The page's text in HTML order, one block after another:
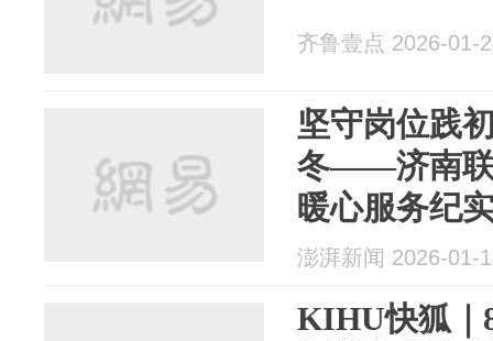
齐鲁壹点 2026-01-
坚守岗位践
冬——济南联
暖心服务纪
澎湃新闻 2026-01-
KIHU快狐｜